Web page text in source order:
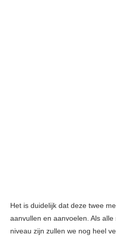
Het is duidelijk dat deze twee
aanvullen en aanvoelen. Als
niveau zijn zullen we nog heel